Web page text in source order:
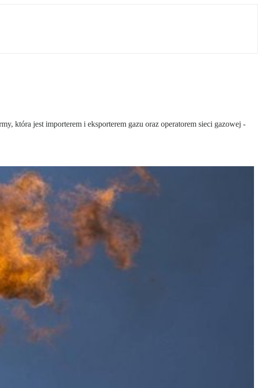
która jest importerem i eksporterem gazu oraz operatorem sieci gazowej -